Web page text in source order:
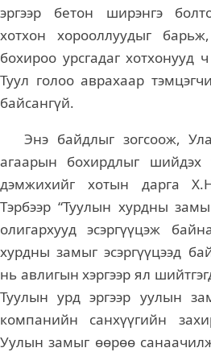
эргээр бетон ширэнгэ
хотхон хорооллуудыг
бохироо урсгадаг хотхонууд
Туул голоо аврахаар
байсангүй.
Энэ байдлыг зогсоож,
агаарын бохирдлыг шийдэх
дэмжихийг хотын дарга
Тэрбээр “Туулын хурдны
олигархууд эсэргүүцэж
хурдны замыг эсэргүүцээд
нь авлигын хэргээр ял
Туулын урд эргээр уулын
компанийн санхүүгийн
Уулын замыг өөрөө